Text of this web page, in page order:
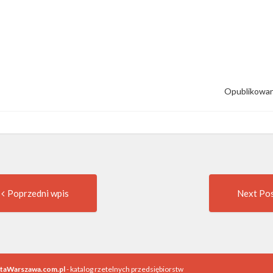
Poprzedni wpis Next
- katalog rzetelnych przedsiębiorstw